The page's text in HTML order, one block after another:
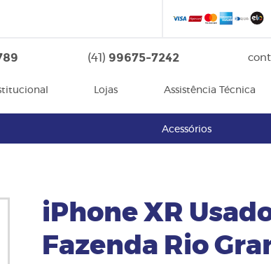
(41) 99675-7242
Lojas Assistência Técnica
Acessórios
iPhone XR
Fazenda Rio